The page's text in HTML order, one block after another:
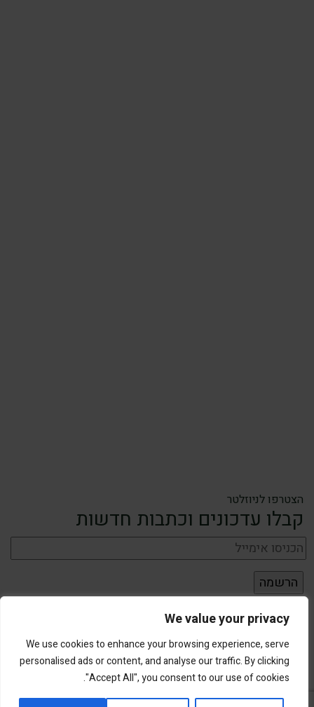
We value your privacy
We use cookies to enhance your browsing experience, serve
personalised ads or content, and analyse our traffic. By clicking
"Accept All", you consent to our use of cookies.
הצטרפו לניוזלטר
קבלו עדכונים וכתבות חדשות